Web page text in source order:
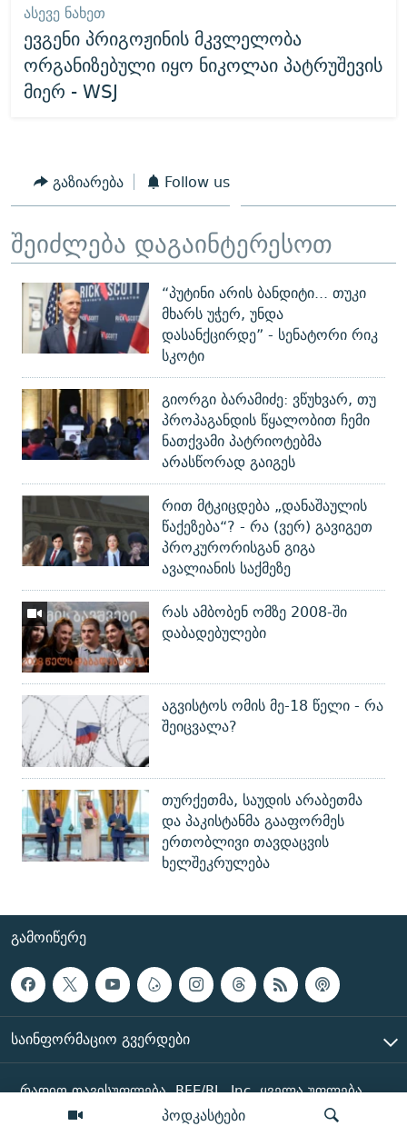
პოდკასტები
ᲐᲡᲔᲕᲔ ᲜᲐᲮᲔᲗ
ევგენი პრიგოჟინის მკვლელობა
ორგანიზებული იყო ნიკოლაი პატრუშევის
მიერ - WSJ
გაზიარება Follow us
შეიძლება დაგაინტერესოთ
“პუტინი არის ბანდიტი... თუკი
მხარს უჭერ, უნდა
დასანქცირდე” - სენატორი რიკ
სკოტი
გიორგი ბარამიძე: ვწუხვარ, თუ
პროპაგანდის წყალობით ჩემი
ნათქვამი პატრიოტებმა
არასწორად გაიგეს
რით მტკიცდება „დანაშაულის
წაქეზება“? - რა (ვერ) გავიგეთ
პროკურორისგან გიგა
ავალიანის საქმეზე
რას ამბობენ ომზე 2008-ში
დაბადებულები
აგვისტოს ომის მე-18 წელი - რა
შეიცვალა?
თურქეთმა, საუდის არაბეთმა
და პაკისტანმა გააფორმეს
ერთობლივი თავდაცვის
ხელშეკრულება
ᲒᲐᲛᲝᲘᲬᲔᲠᲔ
ᲡᲐᲘᲜᲤᲝᲠᲛᲐᲪᲘᲝ ᲒᲕᲔᲠᲓᲔᲑᲘ
რადიო თავისუფლება, RFE/RL, Inc. ყველა უფლება
დაცულია